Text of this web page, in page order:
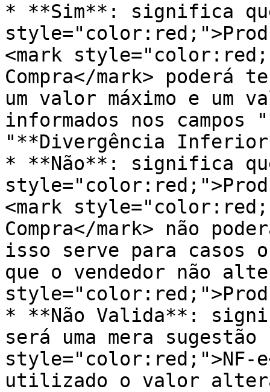
* **Sim**: significa
<mark
Compra</mark>
um valor máximo e um
informados nos
"**Divergência
* **Não**: significa
<mark
Compra</mark> não
isso serve para casos
que o vendedor não
* **Não Valida**:
será uma mera sugestão
style="color:red;">NF-
utilizado o valor